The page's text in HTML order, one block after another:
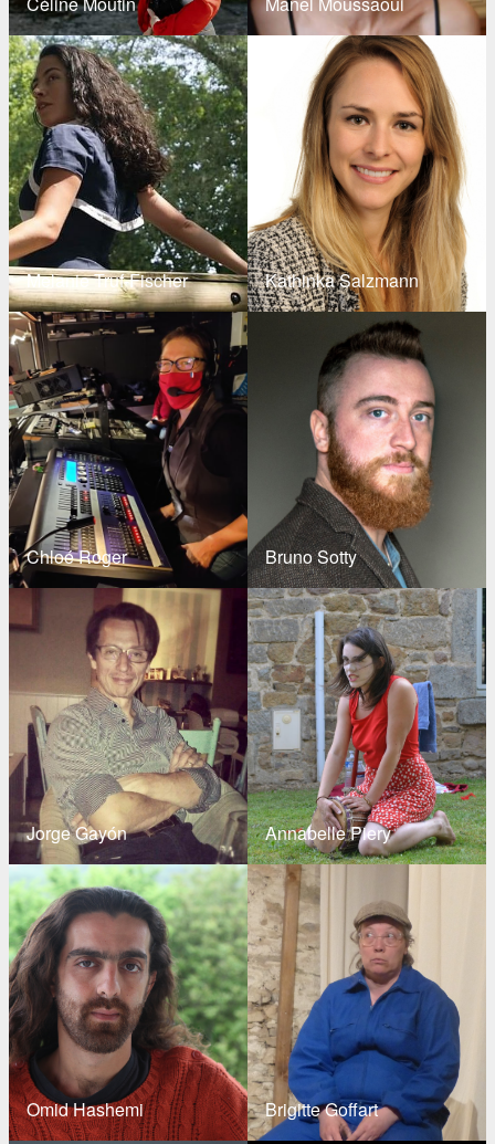
Melanie Truf-Fischer Kathinka Salzmann
Chloé Roger Bruno Sotty
Jorge Gayón Annabelle Piery
Omid Hashemi Brigitte Goffart